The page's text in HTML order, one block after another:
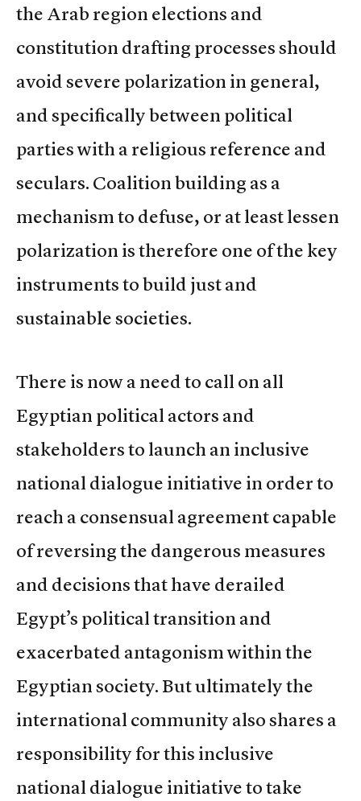
the Arab region elections and
constitution drafting processes should
avoid severe polarization in general,
and specifically between political
parties with a religious reference and
seculars. Coalition building as a
mechanism to defuse, or at least lessen
polarization is therefore one of the key
instruments to build just and
sustainable societies.
There is now a need to call on all
Egyptian political actors and
stakeholders to launch an inclusive
national dialogue initiative in order to
reach a consensual agreement capable
of reversing the dangerous measures
and decisions that have derailed
Egypt’s political transition and
exacerbated antagonism within the
Egyptian society. But ultimately the
international community also shares a
responsibility for this inclusive
national dialogue initiative to take